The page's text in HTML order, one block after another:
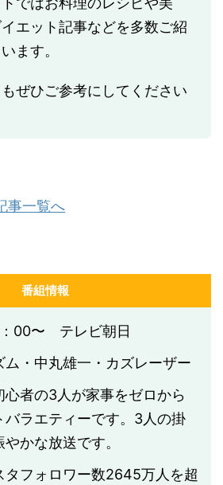
エット記事などを多数ご紹
ます。
ぜひご参考にしてください
事一覧へ
番組情報
00〜 テレビ朝日
ム・中丸雄一・カズレーザー
者の3人が家事をゼロから
バラエティーです。3人の掛
かな放送です。
ロワー数2645万人を超